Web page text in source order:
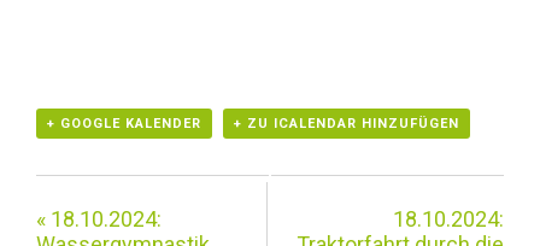
+ GOOGLE KALENDER + ZU ICALENDAR HINZUFÜGEN
« 18.10.2024:
18.10.2024: